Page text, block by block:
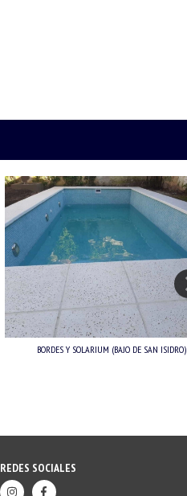
BORDES Y SOLARIUM (BAJO DE SAN ISIDRO)
REDES SOCIALES